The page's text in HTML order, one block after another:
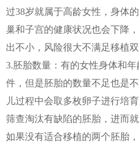
过38岁就属于高龄女性，身体
巢和子宫的健康状况也会下降
出不小，风险很大不满足移植双
3.胚胎数量：有的女性身体和
件，但是胚胎的数量不足也是
儿过程中会取多枚卵子进行培
筛查淘汰有缺陷的胚胎，进而
如果没有适合移植的两个胚胎